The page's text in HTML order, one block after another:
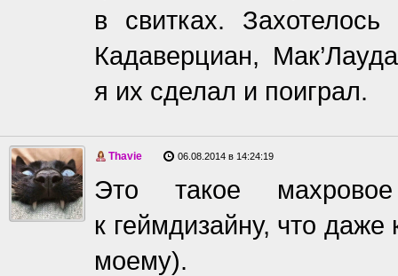
в свитках.
Кадаверциан,
я их сделал и поиграл.
Thavie 06.08.2014 в 14:24:19
Это такое
к геймдизайну, что
моему).